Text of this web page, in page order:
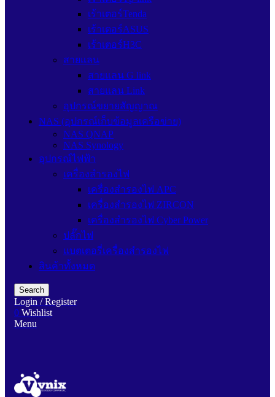
เร้าเตอร์Tenda
เร้าเตอร์ASUS
เร้าเตอร์H3C
สายแลน
สายแลน G link
สายแลน Link
อุปกรณ์ขยายสัญญาณ
NAS (อุปกรณ์เก็บข้อมูลเครือข่าย)
NAS QNAP
NAS Synology
อุปกรณ์ไฟฟ้า
เครื่องสำรองไฟ
เครื่องสำรองไฟ APC
เครื่องสำรองไฟ ZIRCON
เครื่องสำรองไฟ Cyber Power
ปลั๊กไฟ
แบตเตอรี่เครื่องสำรองไฟ
สินค้าทั้งหมด
Search
Login / Register
0 Wishlist
Menu